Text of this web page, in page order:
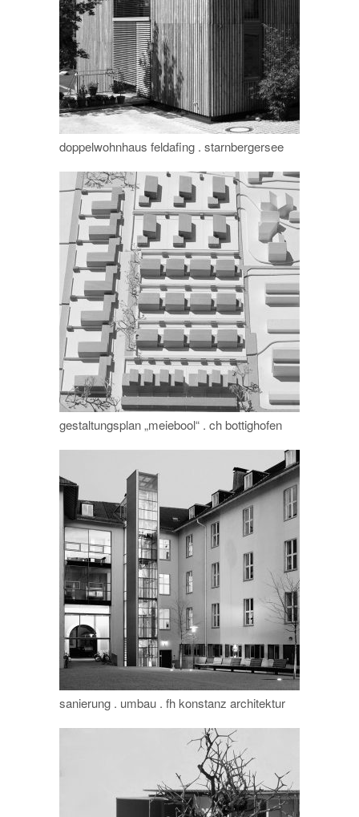
doppelwohnhaus feldafing . starnbergersee
gestaltungsplan „meiebool“ . ch bottighofen
sanierung . umbau . fh konstanz architektur